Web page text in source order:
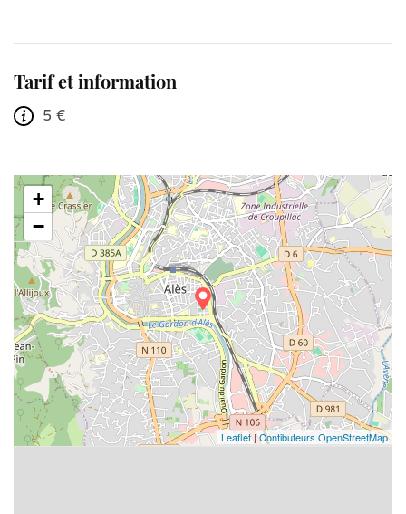
Tarif et information
5 €
+
−
Leaflet|Contibuteurs OpenStreetMap